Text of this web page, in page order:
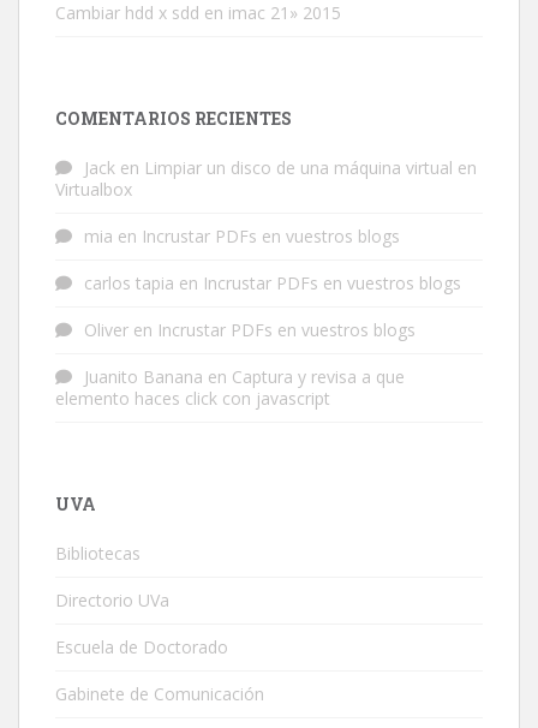
Cambiar hdd x sdd en imac 21» 2015
COMENTARIOS RECIENTES
Jack en Limpiar un disco de una máquina virtual en
Virtualbox
mia en Incrustar PDFs en vuestros blogs
carlos tapia en Incrustar PDFs en vuestros blogs
Oliver en Incrustar PDFs en vuestros blogs
Juanito Banana en Captura y revisa a que
elemento haces click con javascript
UVA
Bibliotecas
Directorio UVa
Escuela de Doctorado
Gabinete de Comunicación